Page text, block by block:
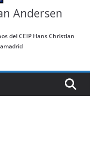
Andersen
del CEIP Hans Christian